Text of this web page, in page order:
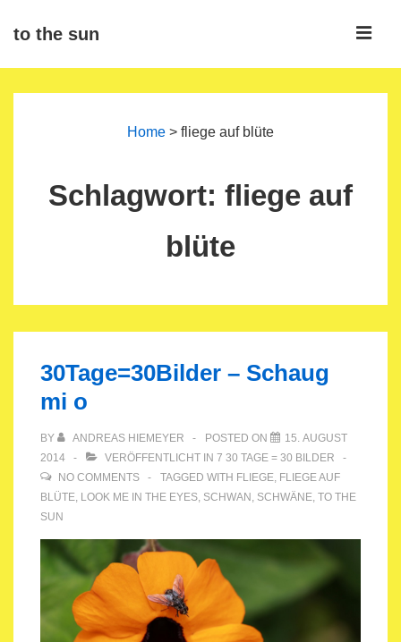
Zumto the sun
Home > fliege auf blüte
Schlagwort: fliege auf
blüte
30Tage=30Bilder – Schaug
mi o
BY ANDREAS HIEMEYER POSTED ON
15. AUGUST
2014
VERÖFFENTLICHT IN 7 30 TAGE = 30 BILDER
NO COMMENTS
TAGGED WITH FLIEGE, FLIEGE AUF
BLÜTE, LOOK ME IN THE EYES, SCHWAN , SCHWÄNE, TO THE
SUN